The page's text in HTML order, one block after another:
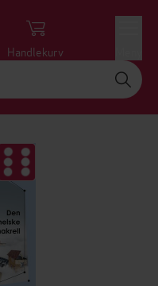
Handlekurv